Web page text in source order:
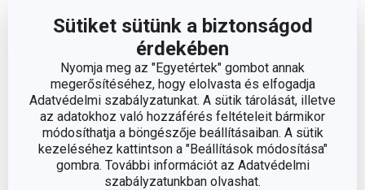
Sütiket sütünk a biztonságod
érdekében
Nyomja meg az "Egyetértek" gombot annak
megerősítéséhez, hogy elolvasta és elfogadja
Adatvédelmi szabályzatunkat. A sütik tárolását, illetve
az adatokhoz való hozzáférés feltételeit bármikor
módosíthatja a böngészője beállításaiban. A sütik
kezeléséhez kattintson a "Beállítások módosítása"
gombra. További információt az Adatvédelmi
szabályzatunkban olvashat.
A TERMÉK MAGASSÁGA (CM)
ÁTMÉRŐ (CM)
Egyéb paraméterek
ANYAG élelmiszer papír